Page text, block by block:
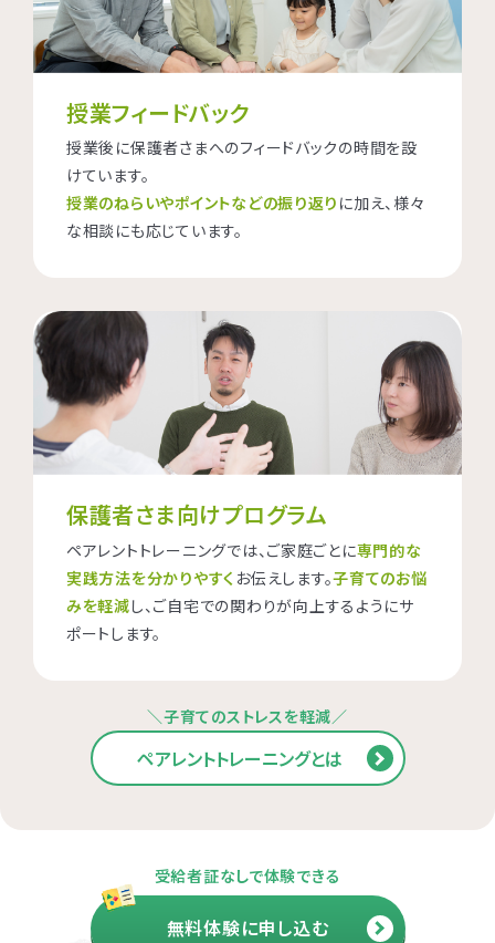
授業フィードバック
授業後に保護者さまへのフィードバックの時間を設
けています。
授業のねらいやポイントなどの振り返り に加え、様々
な相談にも応じています。
保護者さま向けプログラム
ペアレントトレーニングでは、ご家庭ごとに専門的な
実践方法を分かりやすく お伝えします。子育てのお悩
みを軽減し、ご自宅での関わりが向上するようにサ
ポートします。
＼子育てのストレスを軽減／
ペアレントトレーニングとは
受給者証なしで体験できる
無料体験に申し込む